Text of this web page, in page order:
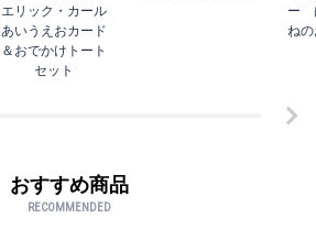
エリック・カール
あいうえおカード
＆おでかけトート
セット
ー
ね
おすすめ商品
RECOMMENDED